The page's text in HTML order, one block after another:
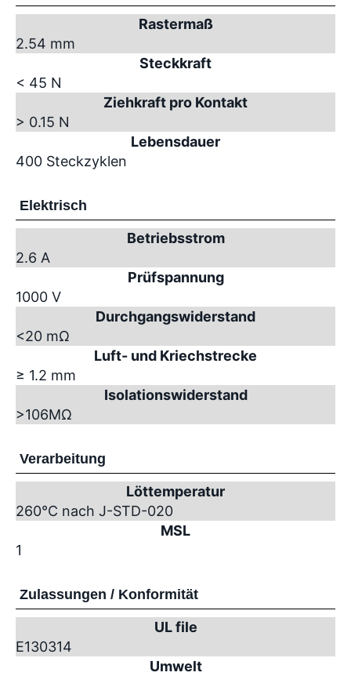
Rastermaß
2.54 mm
Steckkraft
< 45 N
Ziehkraft pro Kontakt
> 0.15 N
Lebensdauer
400 Steckzyklen
Elektrisch
Betriebsstrom
2.6 A
Prüfspannung
1000 V
Durchgangswiderstand
<20 mΩ
Luft- und Kriechstrecke
≥ 1.2 mm
Isolationswiderstand
>106MΩ
Verarbeitung
Löttemperatur
260°C nach J-STD-020
MSL
1
Zulassungen / Konformität
UL file
E130314
Umwelt